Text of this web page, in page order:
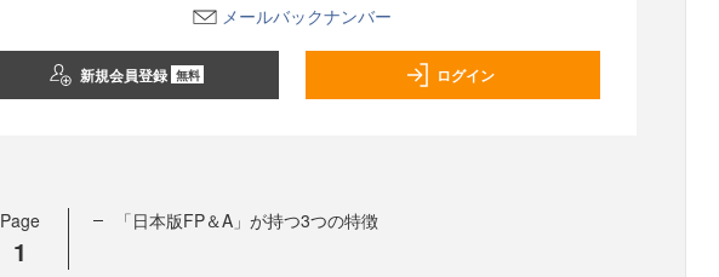
メールバックナンバー
新規会員登録 無料 ログイン
Page
1
「日本版FP＆A」が持つ3つの特徴